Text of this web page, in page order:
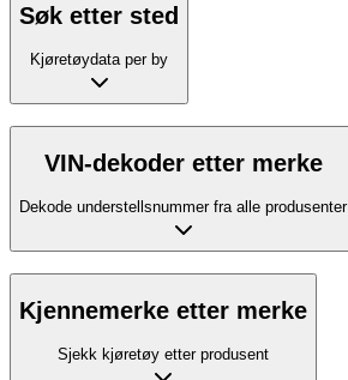
Søk etter sted
Kjøretøydata per by
VIN-dekoder etter merke
Dekode understellsnummer fra alle produsenter
Kjennemerke etter merke
Sjekk kjøretøy etter produsent